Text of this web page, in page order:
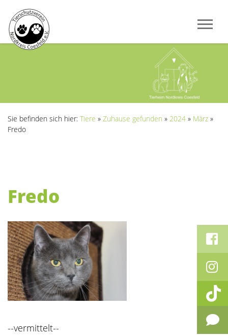
Sie befinden sich hier: Tiere » Zuhause gefunden » 2024 » März »
Fredo
Fredo
--vermittelt--